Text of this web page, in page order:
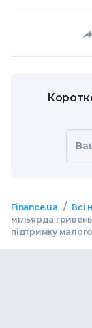
Finance.ua / Всі
мільярда
підтримку малого